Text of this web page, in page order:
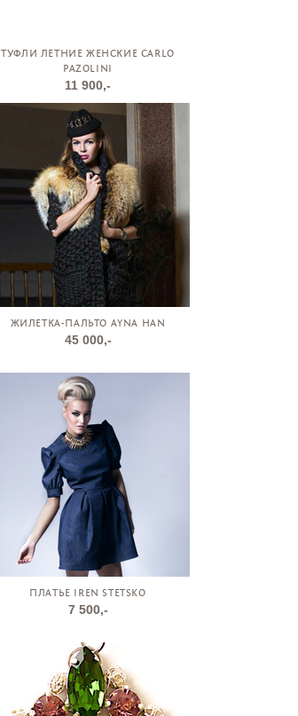
ТУФЛИ ЛЕТНИЕ ЖЕНСКИЕ CARLO
PAZOLINI
11 900,-
ЖИЛЕТКА-ПАЛЬТО AYNA HAN
45 000,-
ПЛАТЬЕ IREN STETSKO
7 500,-